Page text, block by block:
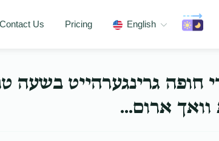
Contact Us Pricing English
חופה גרינגערהייט בשעה
וואך ארום...